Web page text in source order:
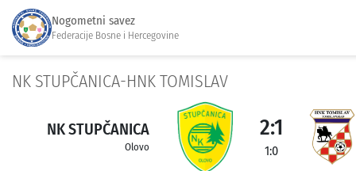
Nogometni savez
Federacije Bosne i Hercegovine
NK STUPČANICA-HNK TOMISLAV
NK STUPČANICA
Olovo
2:1
1:0